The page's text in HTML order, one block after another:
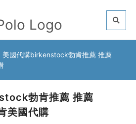
美國代購birkenstock勃肯推薦 推薦
勃肯推薦 推薦
美國代購